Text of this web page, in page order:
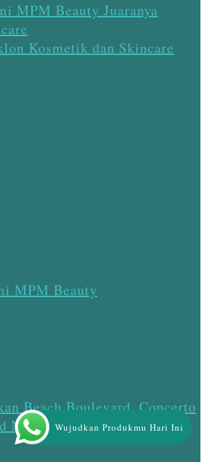
MPM Beauty Juaranya
Kosmetik dan Skincare
MPM Beauty
Beach Boulevard, Concerto
No.25 Blk. D, Jakarta Utara
Wujudkan Produkmu Hari Ini